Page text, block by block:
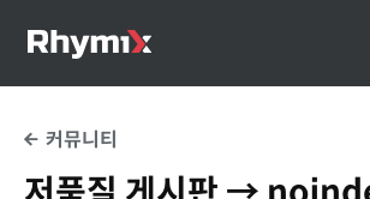
커뮤니티